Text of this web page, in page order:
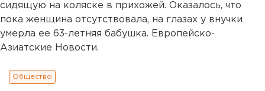
сидящую на коляске в прихожей. Оказалось, что
пока женщина отсутствовала, на глазах у внучки
умерла ее 63-летняя бабушка. Европейско-
Азиатские Новости.
Общество